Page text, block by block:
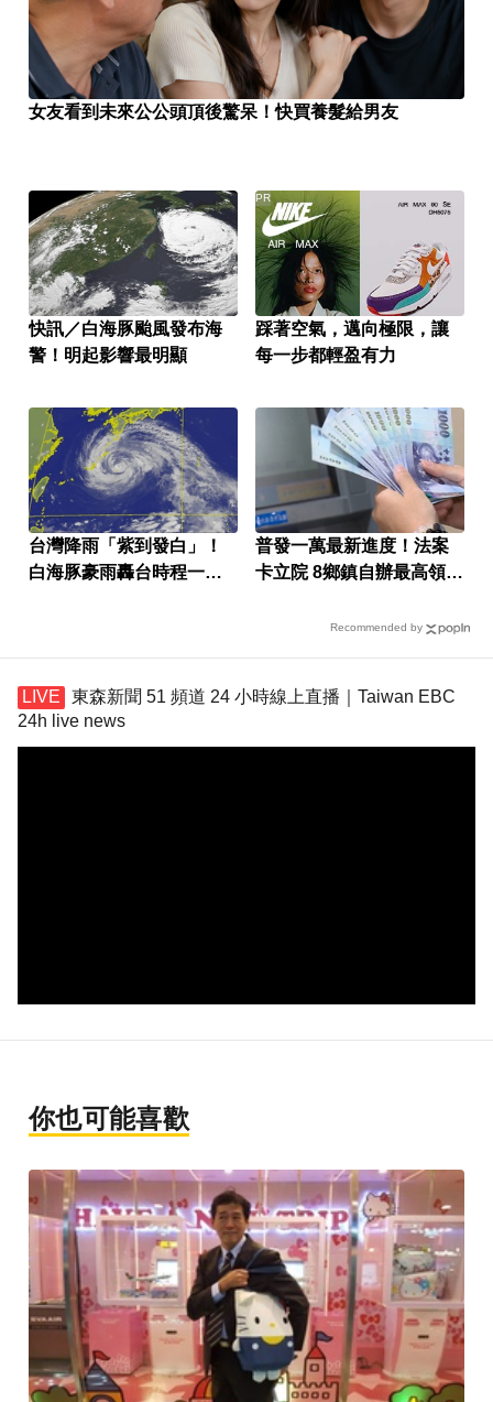
女友看到未來公公頭頂後驚呆！快買養髮給男友
快訊／白海豚颱風發布海
警！明起影響最明顯
踩著空氣，邁向極限，讓
每一步都輕盈有力
PR
台灣降雨「紫到發白」！
白海豚豪雨轟台時程一次
普發一萬最新進度！法案
卡立院 8鄉鎮自辦最高領1
Recommended by
東森新聞 51 頻道 24 小時線上直播｜Taiwan EBC
24h live news
你也可能喜歡